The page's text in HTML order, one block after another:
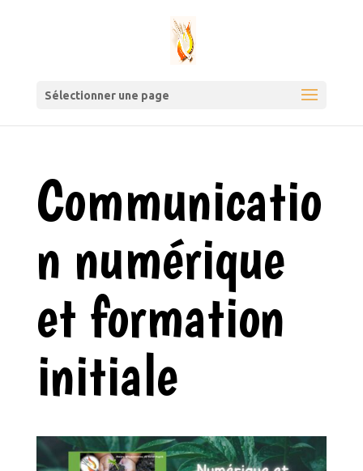
Sélectionner une page
Communicatio
n numérique
et formation
initiale